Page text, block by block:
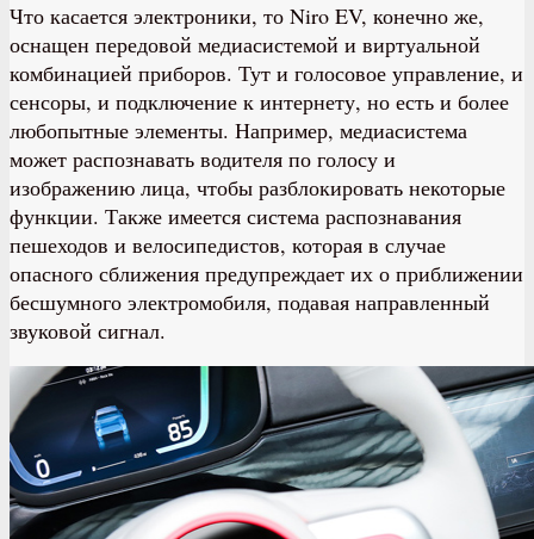
Что касается электроники, то Niro EV, конечно же,
оснащен передовой медиасистемой и виртуальной
комбинацией приборов. Тут и голосовое управление, и
сенсоры, и подключение к интернету, но есть и более
любопытные элементы. Например, медиасистема
может распознавать водителя по голосу и
изображению лица, чтобы разблокировать некоторые
функции. Также имеется система распознавания
пешеходов и велосипедистов, которая в случае
опасного сближения предупреждает их о приближении
бесшумного электромобиля, подавая направленный
звуковой сигнал.